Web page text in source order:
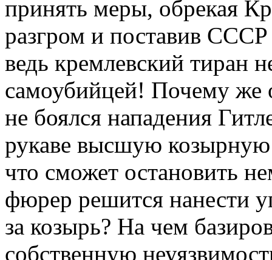
принять меры, обрекая
разгром и поставив
ведь кремлевский тиран
самоубийцей! Почему же
не боялся нападения
рукаве высшую козырную
что сможет остановить
фюрер решится нанести
за козырь? На чем
собственную